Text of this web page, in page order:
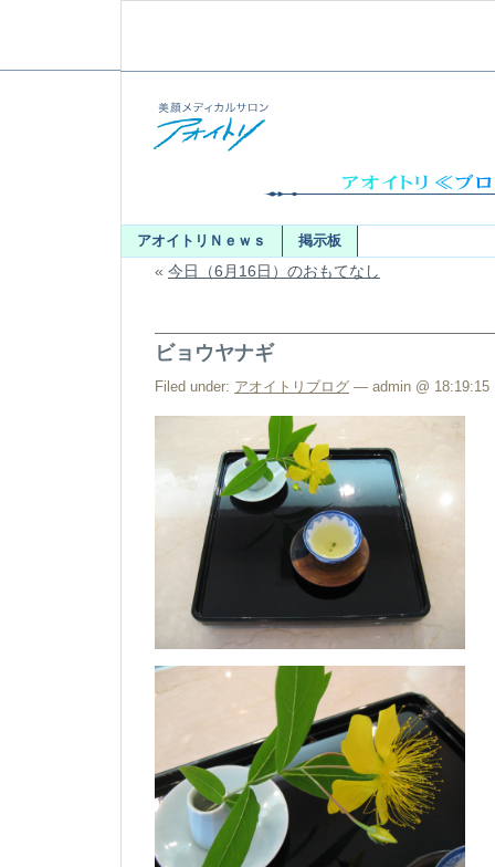
アオイトリＮｅｗｓ 掲示板
« 今日（6月16日）のおもてなし
ビョウヤナギ
Filed under: アオイトリブログ — admin @ 18:19:15